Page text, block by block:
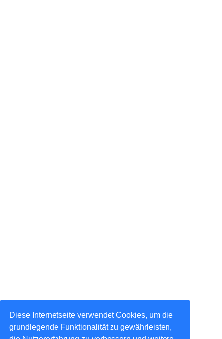
Diese Internetseite verwendet Cookies, um die
grundlegende Funktionalität zu gewährleisten,